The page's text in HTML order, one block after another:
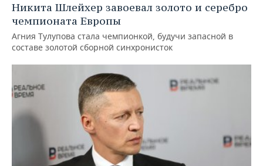
Никита Шлейхер завоевал золото и серебро
чемпионата Европы
Агния Тулупова стала чемпионкой, будучи запасной в
составе золотой сборной синхронисток